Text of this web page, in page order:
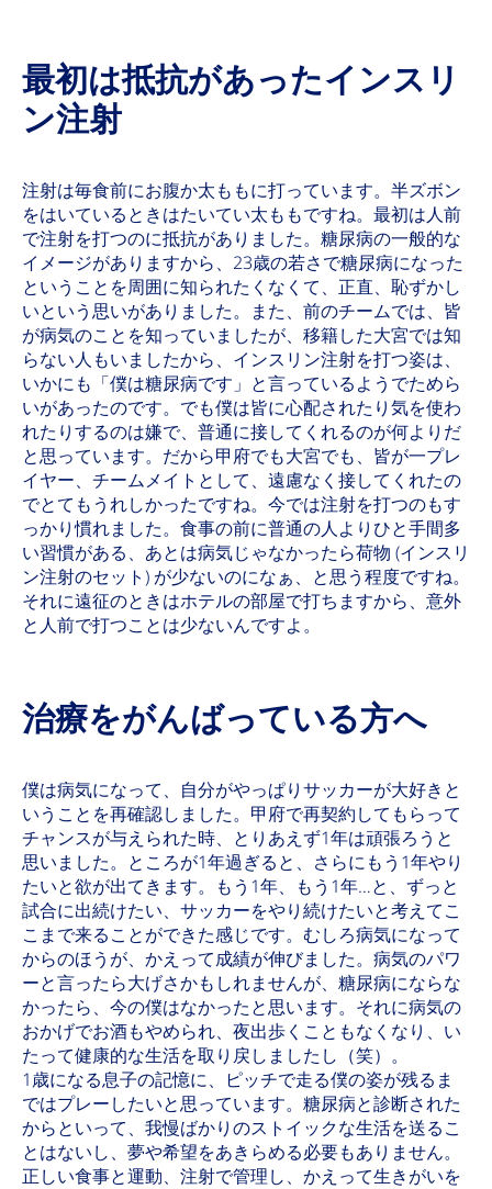
最初は抵抗があったインスリ
ン注射
注射は毎食前にお腹か太ももに打っています。半ズボン
をはいているときはたいてい太ももですね。最初は人前
で注射を打つのに抵抗がありました。糖尿病の一般的な
イメージがありますから、23歳の若さで糖尿病になった
ということを周囲に知られたくなくて、正直、恥ずかし
いという思いがありました。また、前のチームでは、皆
が病気のことを知っていましたが、移籍した大宮では知
らない人もいましたから、インスリン注射を打つ姿は、
いかにも「僕は糖尿病です」と言っているようでためら
いがあったのです。でも僕は皆に心配されたり気を使わ
れたりするのは嫌で、普通に接してくれるのが何よりだ
と思っています。だから甲府でも大宮でも、皆が一プレ
イヤー、チームメイトとして、遠慮なく接してくれたの
でとてもうれしかったですね。今では注射を打つのもす
っかり慣れました。食事の前に普通の人よりひと手間多
い習慣がある、あとは病気じゃなかったら荷物 (インスリ
ン注射のセット) が少ないのになぁ、と思う程度ですね。
それに遠征のときはホテルの部屋で打ちますから、意外
と人前で打つことは少ないんですよ。
治療をがんばっている方へ
僕は病気になって、自分がやっぱりサッカーが大好きと
いうことを再確認しました。甲府で再契約してもらって
チャンスが与えられた時、とりあえず1年は頑張ろうと
思いました。ところが1年過ぎると、さらにもう1年やり
たいと欲が出てきます。もう1年、もう1年…と、ずっと
試合に出続けたい、サッカーをやり続けたいと考えてこ
こまで来ることができた感じです。むしろ病気になって
からのほうが、かえって成績が伸びました。病気のパワ
ーと言ったら大げさかもしれませんが、糖尿病にならな
かったら、今の僕はなかったと思います。それに病気の
おかげでお酒もやめられ、夜出歩くこともなくなり、い
たって健康的な生活を取り戻しましたし（笑）。
1歳になる息子の記憶に、ピッチで走る僕の姿が残るま
ではプレーしたいと思っています。糖尿病と診断された
からといって、我慢ばかりのストイックな生活を送るこ
とはないし、夢や希望をあきらめる必要もありません。
正しい食事と運動、注射で管理し、かえって生きがいを